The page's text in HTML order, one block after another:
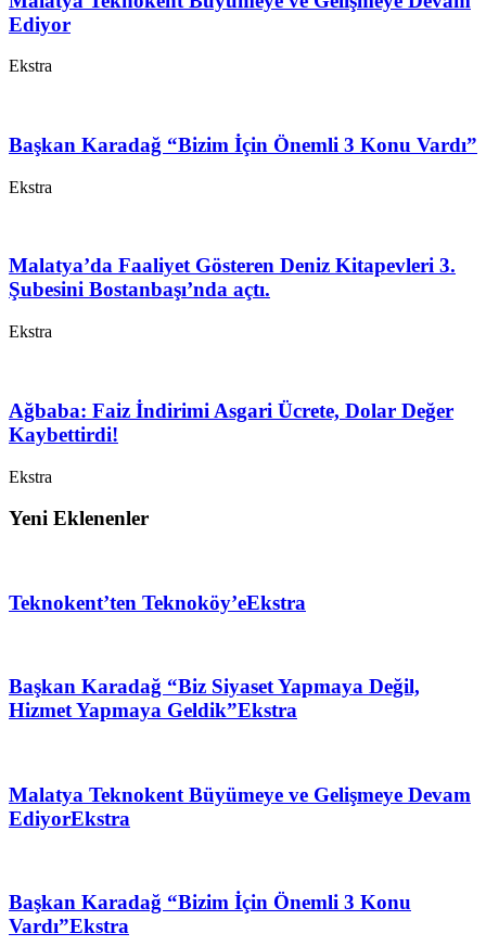
Ediyor
Ekstra
Başkan Karadağ “Bizim İçin Önemli 3 Konu Vardı”
Ekstra
Malatya’da Faaliyet Gösteren Deniz Kitapevleri 3.
Şubesini Bostanbaşı’nda açtı.
Ekstra
Ağbaba: Faiz İndirimi Asgari Ücrete, Dolar Değer
Kaybettirdi!
Ekstra
Yeni Eklenenler
Teknokent’ten Teknoköy’eEkstra
Başkan Karadağ “Biz Siyaset Yapmaya Değil,
Hizmet Yapmaya Geldik”Ekstra
Malatya Teknokent Büyümeye ve Gelişmeye Devam
EdiyorEkstra
Başkan Karadağ “Bizim İçin Önemli 3 Konu
Vardı”Ekstra